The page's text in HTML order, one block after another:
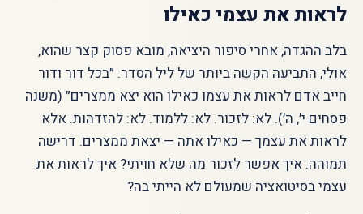
לראות את עצמי כאילו
בלב ההגדה, אחרי סיפור היציאה, מובא פסוק קצר שהוא,
אולי, התביעה הקשה ביותר של ליל הסדר: ״בכל דור ודור
חייב אדם לראות את עצמו כאילו הוא יצא ממצרים״ (משנה
פסחים י׳, ה׳). לא: לזכור. לא: ללמוד. לא: להזדהות. אלא
לראות את עצמך — כאילו אתה — יצאת ממצרים. דרישה
תמוהה. איך אפשר לזכור מה שלא חויתי? איך לראות את
עצמי בסיטואציה שמעולם לא הייתי בה?